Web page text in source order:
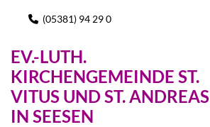
 (05381) 94 29 0
EV.-LUTH.
KIRCHENGEMEINDE ST.
VITUS UND ST. ANDREAS
IN SEESEN